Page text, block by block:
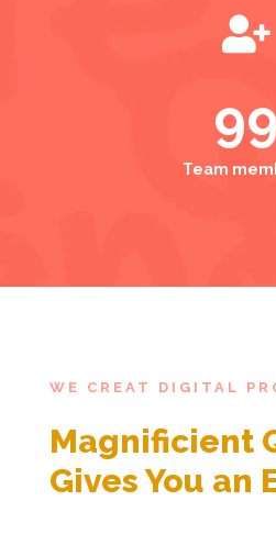

99
Team
WE CREAT DIGITAL
Magnificient
Gives You an